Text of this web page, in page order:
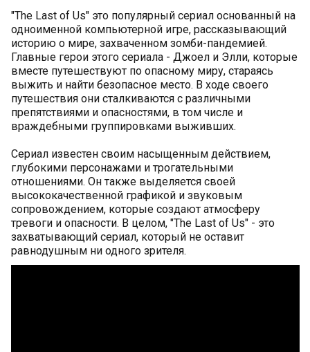
"The Last of Us" это популярный сериал основанный на
одноименной компьютерной игре, рассказывающий
историю о мире, захваченном зомби-пандемией.
Главные герои этого сериала - Джоел и Элли, которые
вместе путешествуют по опасному миру, стараясь
выжить и найти безопасное место. В ходе своего
путешествия они сталкиваются с различными
препятствиями и опасностями, в том числе и
враждебными группировками выживших.
Сериал известен своим насыщенным действием,
глубокими персонажами и трогательными
отношениями. Он также выделяется своей
высококачественной графикой и звуковым
сопровождением, которые создают атмосферу
тревоги и опасности. В целом, "The Last of Us" - это
захватывающий сериал, который не оставит
равнодушным ни одного зрителя.